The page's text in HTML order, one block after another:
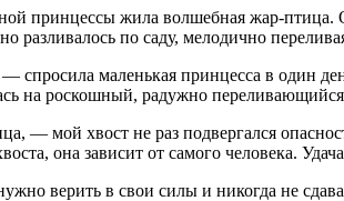
принцессы жила волшебная жар-птица.
по саду, мелодично
маленькая принцесса в один
на роскошный, радужно
— мой хвост не раз подвергался
она зависит от самого человека.
верить в свои силы и никогда не